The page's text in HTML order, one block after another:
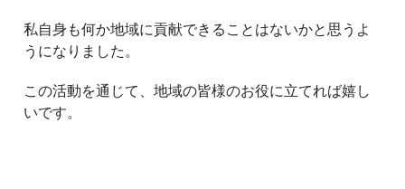
私自身も何か地域に貢献できることはないかと思うよ
うになりました。
この活動を通じて、地域の皆様のお役に立てれば嬉し
いです。